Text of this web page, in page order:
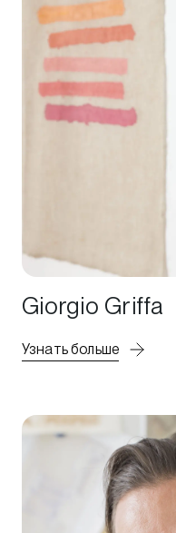
Giorgio Griffa
Узнать больше